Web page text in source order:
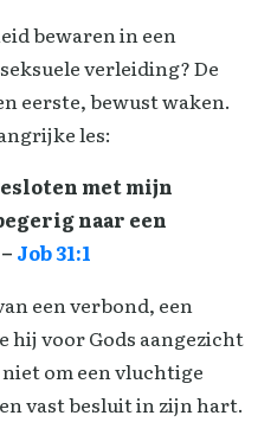
bewaren in een
verleiding? De
eerste, bewust waken.
les:
met mijn
naar een
Job 31:1
een verbond, een
hij voor Gods aangezicht
om een vluchtige
vast besluit in zijn hart.